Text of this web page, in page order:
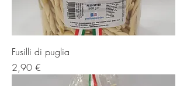
Fusilli di puglia
Prezzo
2,90 €